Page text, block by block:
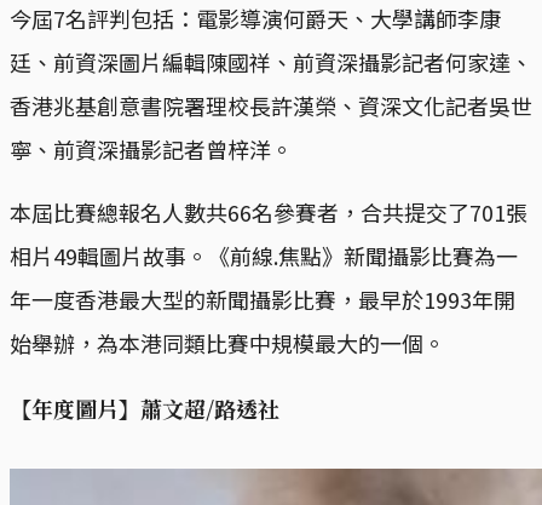
今屆7名評判包括：電影導演何爵天、大學講師李康
廷、前資深圖片編輯陳國祥、前資深攝影記者何家達、
香港兆基創意書院署理校長許漢榮、資深文化記者吳世
寧、前資深攝影記者曾梓洋。
本屆比賽總報名人數共66名參賽者，合共提交了701張
相片49輯圖片故事。《前線.焦點》新聞攝影比賽為一
年一度香港最大型的新聞攝影比賽，最早於1993年開
始舉辦，為本港同類比賽中規模最大的一個。
【年度圖片】蕭文超/路透社